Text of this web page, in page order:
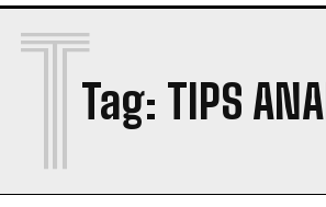
Tag: TIPS
T